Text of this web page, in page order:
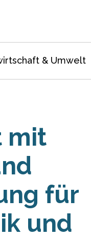
& Umwelt
mit
für
und